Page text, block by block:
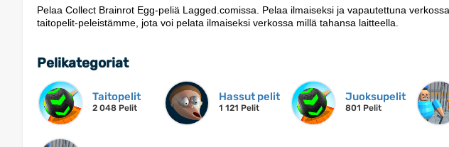
Pelaa Collect Brainrot Egg-peliä Lagged.comissa. Pelaa ilmaiseksi ja vapautettuna
taitopelit-peleistämme, jota voi pelata ilmaiseksi verkossa millä tahansa laitteella.
Pelikategoriat
Taitopelit
2 048 Pelit
Hassut pelit
1 121 Pelit
Juoksupelit
801 Pelit